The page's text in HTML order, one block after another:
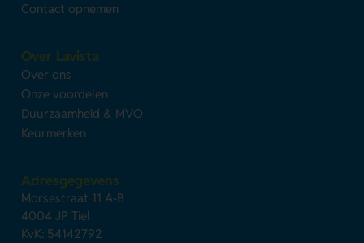
Contact opnemen
Over Lavista
Over ons
Onze voordelen
Duurzaamheid & MVO
Keurmerken
Adresgegevens
Morsestraat 11 A-B
4004 JP Tiel
KvK: 54142792